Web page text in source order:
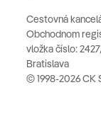
Cestovná
Obchodnom
vložka číslo:
Bratislava
© 1998-2026 CK